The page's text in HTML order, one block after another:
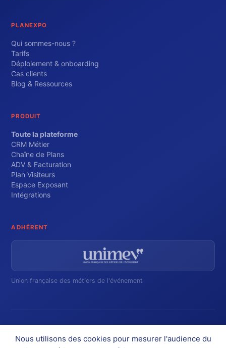
Nous utilisons des cookies pour mesurer l'audience du
PLANEXPO
Qui sommes-nous ?
Tarifs
Déploiement & onboarding
Cas clients
Blog & Ressources
PRODUIT
Toute la plateforme
CRM Métier
Chaîne de Plans
ADV & Facturation
Plan Visiteurs
Espace Exposant
Intégrations
ADHÉRENT
Union française des métiers de l'événement